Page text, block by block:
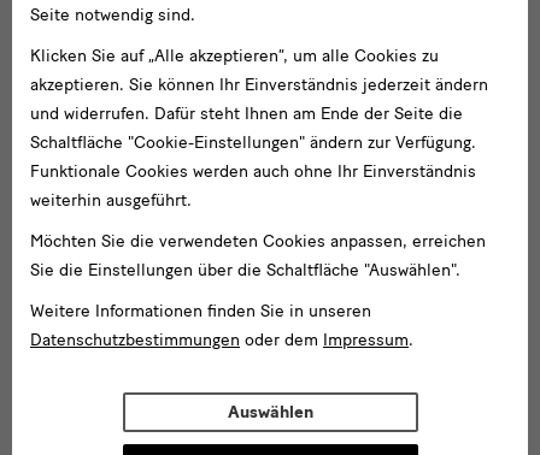
Seite notwendig sind.
Klicken Sie auf „Alle akzeptieren“, um alle Cookies zu
akzeptieren. Sie können Ihr Einverständnis jederzeit ändern
und widerrufen. Dafür steht Ihnen am Ende der Seite die
Schaltfläche "Cookie-Einstellungen" ändern zur Verfügung.
Funktionale Cookies werden auch ohne Ihr Einverständnis
weiterhin ausgeführt.
Möchten Sie die verwendeten Cookies anpassen, erreichen
Sie die Einstellungen über die Schaltfläche "Auswählen".
Weitere Informationen finden Sie in unseren
Datenschutzbestimmungen oder dem Impressum.
Auswählen